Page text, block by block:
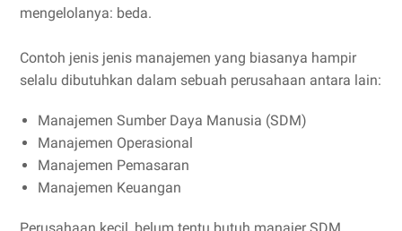
mengelolanya: beda.
Contoh jenis jenis manajemen yang biasanya hampir
selalu dibutuhkan dalam sebuah perusahaan antara lain:
Manajemen Sumber Daya Manusia (SDM)
Manajemen Operasional
Manajemen Pemasaran
Manajemen Keuangan